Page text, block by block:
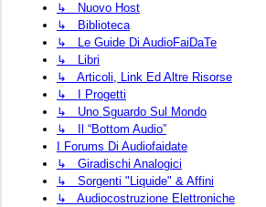
↳ Nuovo Host
↳ Biblioteca
↳ Le Guide Di AudioFaiDaTe
↳ Libri
↳ Articoli, Link Ed Altre Risorse
↳ I Progetti
↳ Uno Sguardo Sul Mondo
↳ Il “Bottom Audio”
I Forums Di Audiofaidate
↳ Giradischi Analogici
↳ Sorgenti "liquide" & Affini
↳ Audiocostruzione Elettroniche